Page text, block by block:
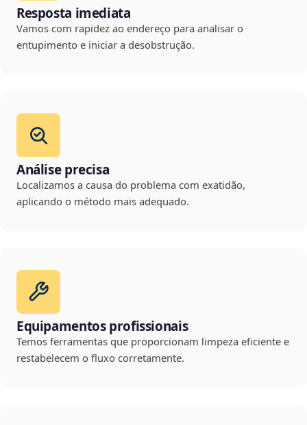
Resposta imediata
Vamos com rapidez ao endereço para analisar o
entupimento e iniciar a desobstrução.
Análise precisa
Localizamos a causa do problema com exatidão,
aplicando o método mais adequado.
Equipamentos profissionais
Temos ferramentas que proporcionam limpeza eficiente e
restabelecem o fluxo corretamente.